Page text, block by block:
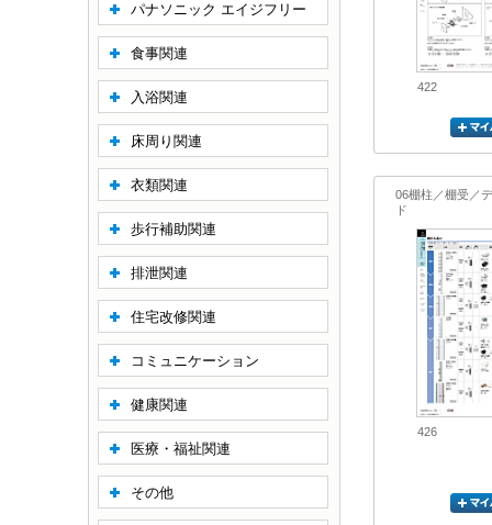
422
06棚柱／棚受／
ド
426
パナソニック エイジフリー
食事関連
入浴関連
床周り関連
衣類関連
歩行補助関連
排泄関連
住宅改修関連
コミュニケーション
健康関連
医療・福祉関連
その他